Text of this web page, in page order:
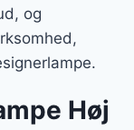
og
Høj